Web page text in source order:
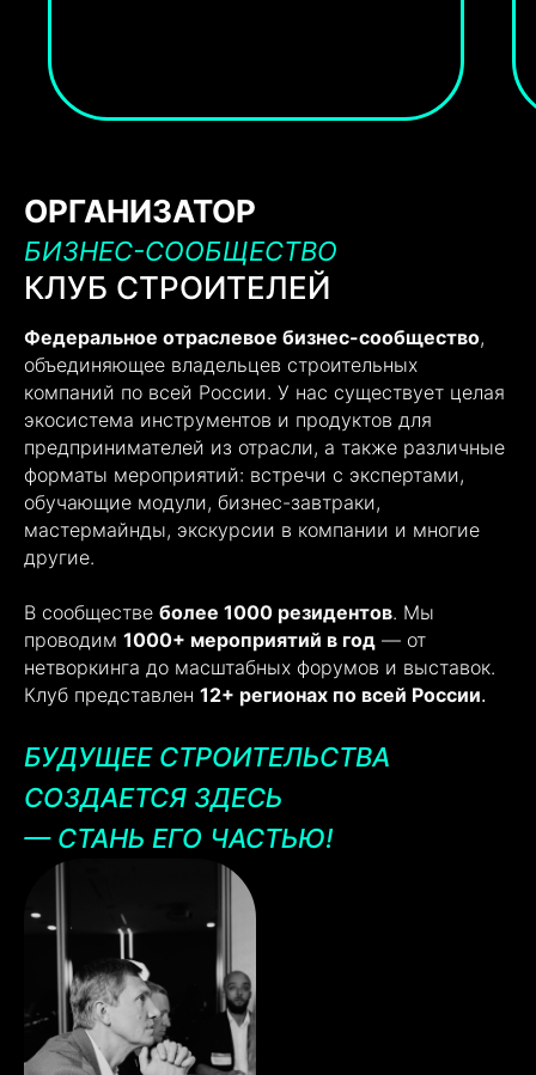
ОРГАНИЗАТОР
БИЗНЕС-СООБЩЕСТВО
КЛУБ СТРОИТЕЛЕЙ
Федеральное отраслевое бизнес-сообщество,
объединяющее владельцев строительных
компаний по всей России. У нас существует целая
экосистема инструментов и продуктов для
предпринимателей из отрасли, а также различные
форматы мероприятий: встречи с экспертами,
обучающие модули, бизнес-завтраки,
мастермайнды, экскурсии в компании и многие
другие.
В сообществе более 1000 резидентов. Мы
проводим 1000+ мероприятий в год — от
нетворкинга до масштабных форумов и выставок.
Клуб представлен 12+ регионах по всей России.
БУДУЩЕЕ СТРОИТЕЛЬСТВА
СОЗДАЕТСЯ ЗДЕСЬ
— СТАНЬ ЕГО ЧАСТЬЮ!